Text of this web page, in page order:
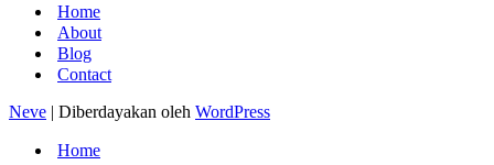
Home
About
Blog
Contact
Neve | Diberdayakan oleh WordPress
Home